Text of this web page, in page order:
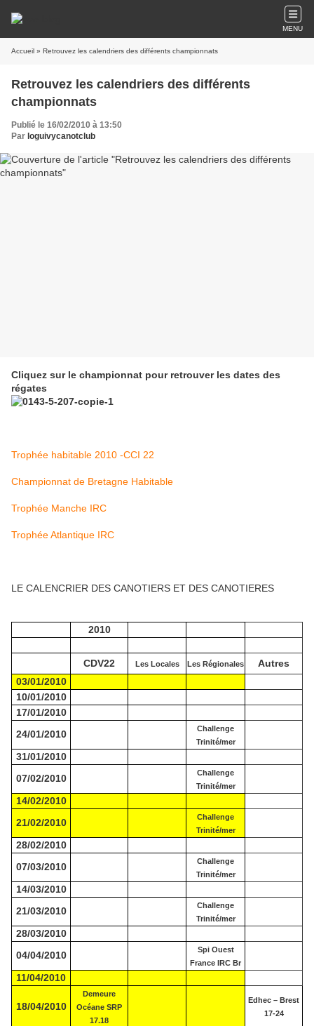
MENU
Accueil » Retrouvez les calendriers des différents championnats
Retrouvez les calendriers des différents
championnats
Publié le 16/02/2010 à 13:50
Par loguivycanotclub
Cliquez sur le championnat pour retrouver les dates des
régates
Trophée habitable 2010 -CCI 22
Championnat de Bretagne Habitable
Trophée Manche IRC
Trophée Atlantique IRC
LE CALENCRIER DES CANOTIERS ET DES CANOTIERES
2010
CDV22 Les Locales Les Régionales
Autres
03/01/2010
10/01/2010
17/01/2010
24/01/2010
Challenge
Trinité/mer
31/01/2010
07/02/2010
Challenge
Trinité/mer
14/02/2010
21/02/2010
Challenge
Trinité/mer
28/02/2010
07/03/2010
Challenge
Trinité/mer
14/03/2010
21/03/2010
Challenge
Trinité/mer
28/03/2010
04/04/2010
Spi Ouest
France IRC Br
11/04/2010
18/04/2010
Demeure
Océane SRP
17.18
Edhec – Brest
17-24